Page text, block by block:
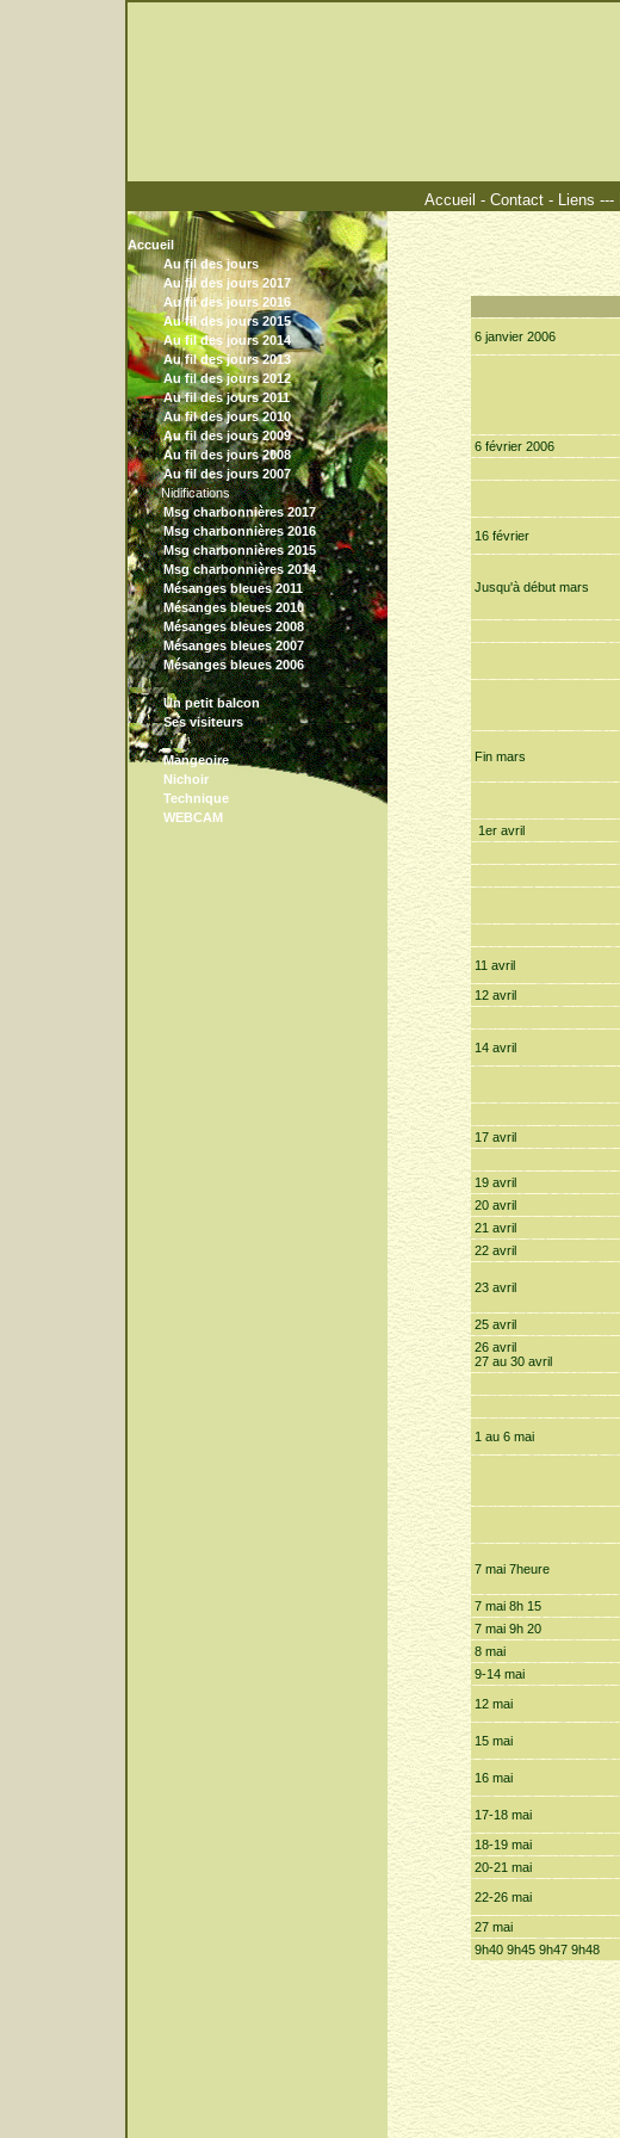
Accueil - Contact- Liens ---
Accueil
Au fil des jours
Au fil des jours 2017
Au fil des jours 2016
Au fil des jours 2015
Au fil des jours 2014
Au fil des jours 2013
Au fil des jours 2012
Au fil des jours 2011
Au fil des jours 2010
Au fil des jours 2009
Au fil des jours 2008
Au fil des jours 2007
Nidifications
Msg charbonnières 2017
Msg charbonnières 2016
Msg charbonnières 2015
Msg charbonnières 2014
Mésanges bleues 2011
Mésanges bleues 2010
Mésanges bleues 2008
Mésanges bleues 2007
Mésanges bleues 2006
Un petit balcon
Ses visiteurs
Mangeoire
Nichoir
Technique
WEBCAM
6 janvier 2006
6 février 2006
16 février
Jusqu'à début mars
Fin mars
1er avril
11 avril
12 avril
14 avril
17 avril
19 avril
20 avril
21 avril
22 avril
23 avril
25 avril
26 avril
27 au 30 avril
1 au 6 mai
7 mai 7heure
7 mai 8h 15
7 mai 9h 20
8 mai
9-14 mai
12 mai
15 mai
16 mai
17-18 mai
18-19 mai
20-21 mai
22-26 mai
27 mai
9h40 9h45 9h47 9h48